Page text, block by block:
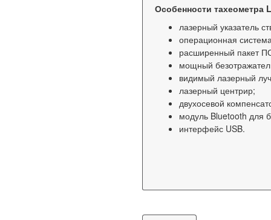
Особенности тахеометра
лазерный указатель
операционная
расширенный пакет
мощный
видимый лазерный
лазерный центрир;
двухосевой
модуль Bluetooth для
интерфейс USB.